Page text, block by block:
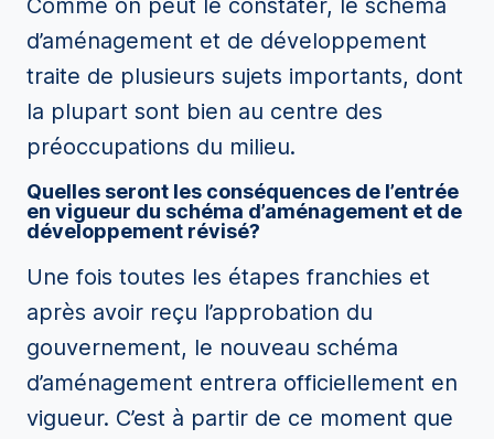
Comme on peut le constater, le schéma
d’aménagement et de développement
traite de plusieurs sujets importants, dont
la plupart sont bien au centre des
préoccupations du milieu.
Quelles seront les conséquences de l’entrée
en vigueur du schéma d’aménagement et de
développement révisé?
Une fois toutes les étapes franchies et
après avoir reçu l’approbation du
gouvernement, le nouveau schéma
d’aménagement entrera officiellement en
vigueur. C’est à partir de ce moment que